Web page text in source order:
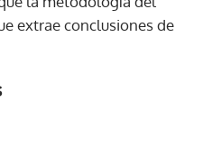
extrae conclusiones de